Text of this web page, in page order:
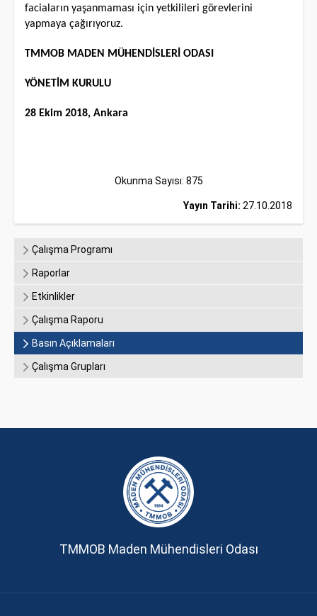
faciaların yaşanmaması için yetkilileri görevlerini
yapmaya çağırıyoruz.
TMMOB MADEN MÜHENDİSLERİ ODASI
YÖNETİM KURULU
28 Ekim 2018, Ankara
Okunma Sayısı: 875
Yayın Tarihi: 27.10.2018
Çalışma Programı
Raporlar
Etkinlikler
Çalışma Raporu
Basın Açıklamaları
Çalışma Grupları
TMMOB Maden Mühendisleri Odası